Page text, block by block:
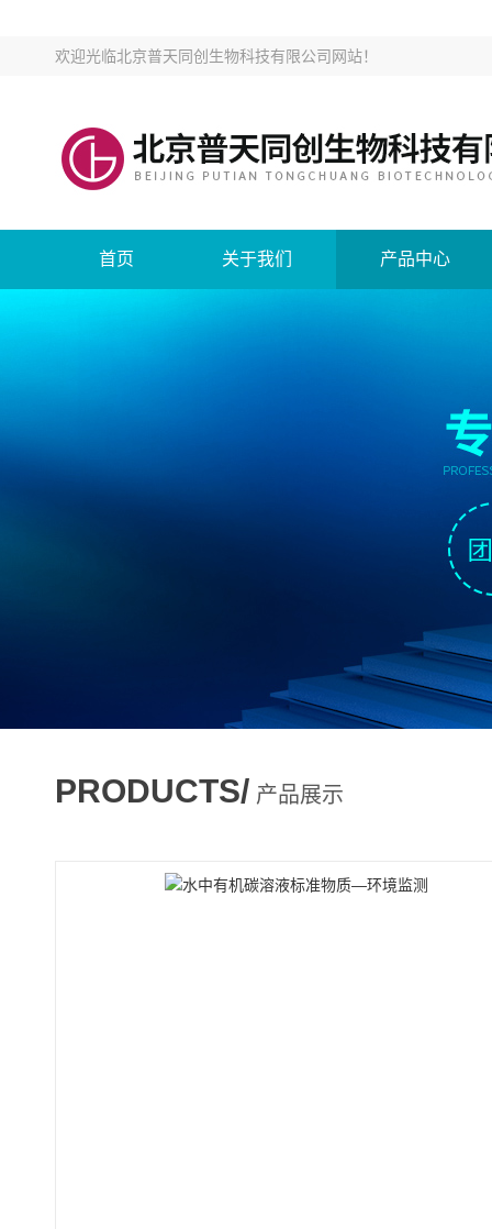
欢迎光临北京普天同创生物科技有限公司网站！
首页 关于我们 产品中心
PRODUCTS/ 产品展示